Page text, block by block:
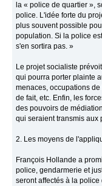
la « police de quartier »,
police. L'idée forte du
plus souvent possible
population. Si la police
s'en sortira pas. »
Le projet socialiste
qui pourra porter plainte
menaces, occupations
de fait, etc. Enfin, les
des pouvoirs de
qui seraient transmis aux
2. Les moyens de
François Hollande a
police, gendarmerie et
seront affectés à la